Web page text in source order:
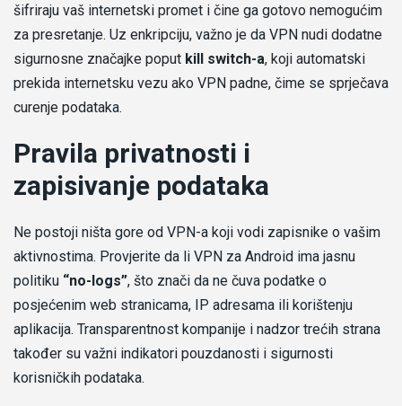
šifriraju vaš internetski promet i čine ga gotovo nemogućim
za presretanje. Uz enkripciju, važno je da VPN nudi dodatne
sigurnosne značajke poput kill switch-a, koji automatski
prekida internetsku vezu ako VPN padne, čime se sprječava
curenje podataka.
Pravila privatnosti i
zapisivanje podataka
Ne postoji ništa gore od VPN-a koji vodi zapisnike o vašim
aktivnostima. Provjerite da li VPN za Android ima jasnu
politiku “no-logs”, što znači da ne čuva podatke o
posjećenim web stranicama, IP adresama ili korištenju
aplikacija. Transparentnost kompanije i nadzor trećih strana
također su važni indikatori pouzdanosti i sigurnosti
korisničkih podataka.